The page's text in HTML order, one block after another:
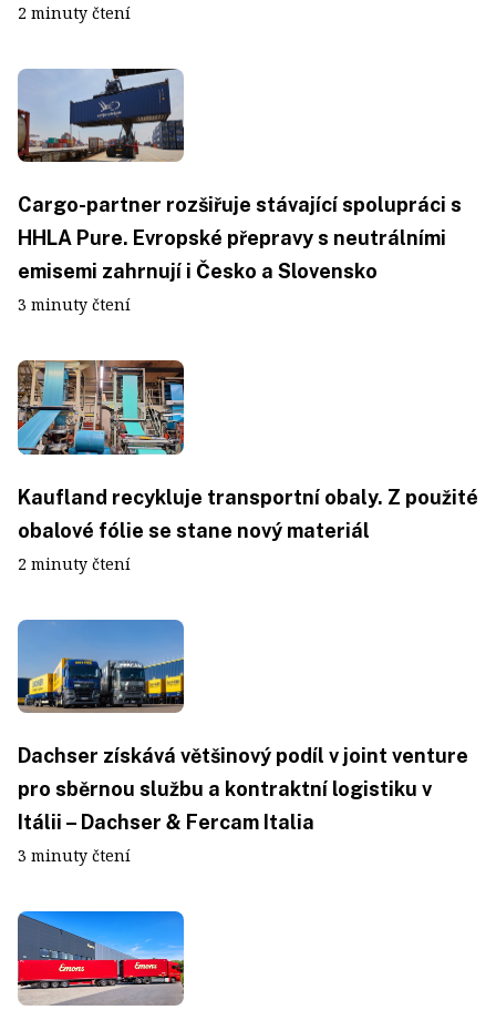
2 minuty čtení
Cargo-partner rozšiřuje stávající spolupráci s
HHLA Pure. Evropské přepravy s neutrálními
emisemi zahrnují i Česko a Slovensko
3 minuty čtení
Kaufland recykluje transportní obaly. Z použité
obalové fólie se stane nový materiál
2 minuty čtení
Dachser získává většinový podíl v joint venture
pro sběrnou službu a kontraktní logistiku v
Itálii – Dachser & Fercam Italia
3 minuty čtení